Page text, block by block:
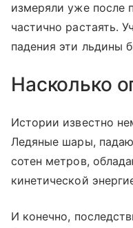
измеряли уже после
частично растаять.
падения эти льдины
Насколько
Истории известно
Ледяные шары,
сотен метров,
кинетической
И конечно,